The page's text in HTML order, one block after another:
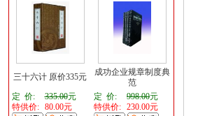
三十六计 原价335元
定 价:
335.00元
特供价:
80.00元
成功企业规章制度典
范
定 价:
998.00元
特供价: 230.00元